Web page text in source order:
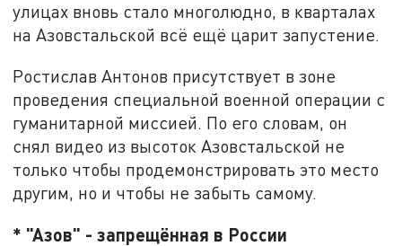
улицах вновь стало многолюдно, в кварталах
на Азовстальской всё ещё царит запустение.
Ростислав Антонов присутствует в зоне
проведения специальной военной операции с
гуманитарной миссией. По его словам, он
снял видео из высоток Азовстальской не
только чтобы продемонстрировать это место
другим, но и чтобы не забыть самому.
* "Азов" - запрещённая в России